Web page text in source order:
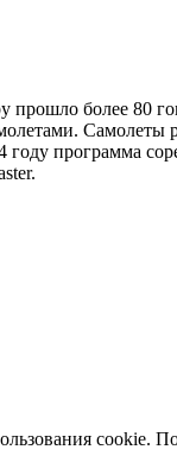
прошло более 80
программа
cookie.